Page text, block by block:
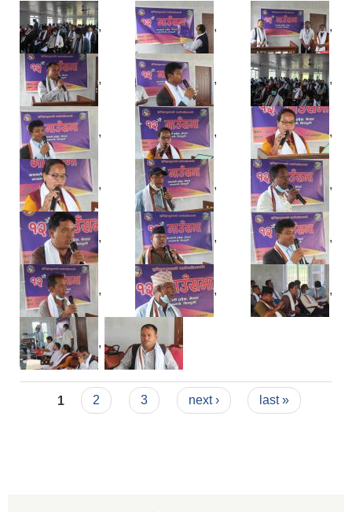
, , ,
, , ,
, , ,
, , ,
, , ,
, , ,
,
Pages
1 2 3 next › last »